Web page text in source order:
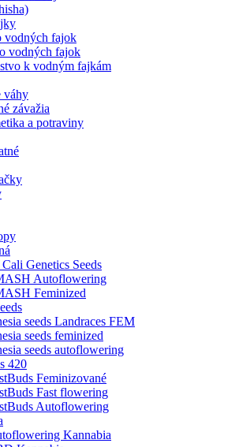
vodných fajok
vodných fajok
k vodným fajkám
váhy
závažia
a potraviny
Genetics Seeds
Autoflowering
Feminized
seeds Landraces FEM
seeds feminized
seeds autoflowering
420
Feminizované
Fast flowering
Autoflowering
Kannabia